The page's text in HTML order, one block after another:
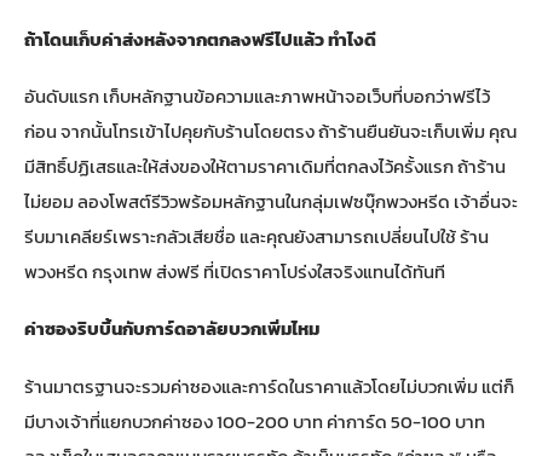
ถ้าโดนเก็บค่าส่งหลังจากตกลงฟรีไปแล้ว ทำไงดี
อันดับแรก เก็บหลักฐานข้อความและภาพหน้าจอเว็บที่บอกว่าฟรีไว้
ก่อน จากนั้นโทรเข้าไปคุยกับร้านโดยตรง ถ้าร้านยืนยันจะเก็บเพิ่ม คุณ
มีสิทธิ์ปฏิเสธและให้ส่งของให้ตามราคาเดิมที่ตกลงไว้ครั้งแรก ถ้าร้าน
ไม่ยอม ลองโพสต์รีวิวพร้อมหลักฐานในกลุ่มเฟซบุ๊กพวงหรีด เจ้าอื่นจะ
รีบมาเคลียร์เพราะกลัวเสียชื่อ และคุณยังสามารถเปลี่ยนไปใช้ ร้าน
พวงหรีด กรุงเทพ ส่งฟรี ที่เปิดราคาโปร่งใสจริงแทนได้ทันที
ค่าซองริบบิ้นกับการ์ดอาลัยบวกเพิ่มไหม
ร้านมาตรฐานจะรวมค่าซองและการ์ดในราคาแล้วโดยไม่บวกเพิ่ม แต่ก็
มีบางเจ้าที่แยกบวกค่าซอง 100-200 บาท ค่าการ์ด 50-100 บาท